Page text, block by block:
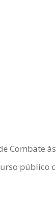
Combate
público